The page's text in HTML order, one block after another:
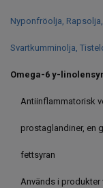
Nyponfröolja,
Svartkumminolja,
Omega-6 y-
Antiinflammatorisk
prostaglandiner, en
fettsyran
Används i produkter